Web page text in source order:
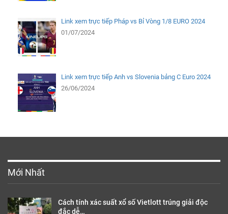
Link xem trực tiếp Pháp vs Bỉ Vòng 1/8 EURO 2024
01/07/2024
Link xem trực tiếp Anh vs Slovenia bảng C Euro 2024
26/06/2024
Mới Nhất
Cách tính xác suất xổ số Vietlott trúng giải độc
đắc dễ…